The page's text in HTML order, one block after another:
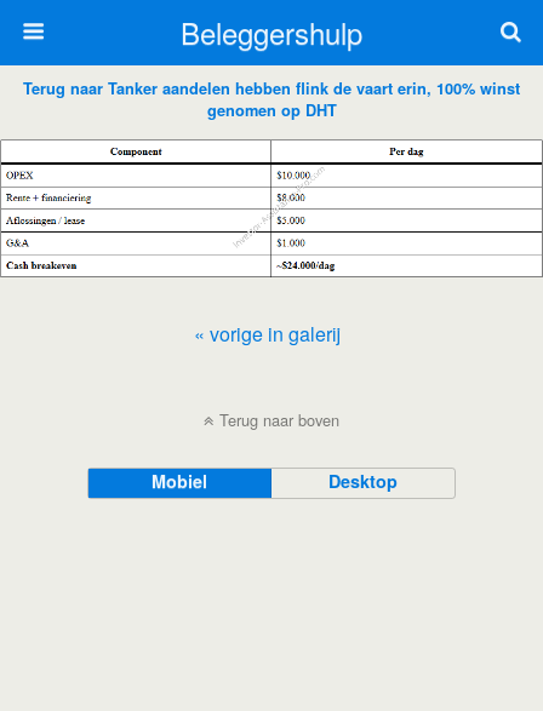
Beleggershulp
Terug naar Tanker aandelen hebben flink de vaart erin, 100% winst
genomen op DHT
« vorige in galerij
Terug naar boven
Mobiel Desktop